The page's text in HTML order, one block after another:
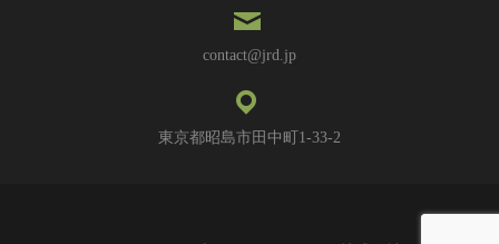
contact@jrd.jp
東京都昭島市田中町1-33-2